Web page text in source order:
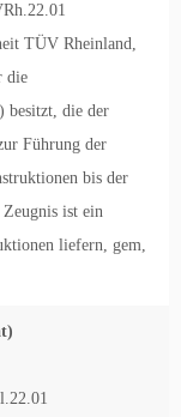
TÜV Rheinland,
die
besitzt, die der
Führung der
bis der
ist ein
liefern, gem,